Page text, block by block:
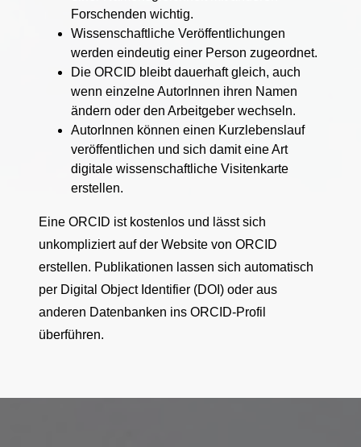
Forschenden wichtig.
Wissenschaftliche Veröffentlichungen
werden eindeutig einer Person zugeordnet.
Die ORCID bleibt dauerhaft gleich, auch
wenn einzelne AutorInnen ihren Namen
ändern oder den Arbeitgeber wechseln.
AutorInnen können einen Kurzlebenslauf
veröffentlichen und sich damit eine Art
digitale wissenschaftliche Visitenkarte
erstellen.
Eine ORCID ist kostenlos und lässt sich
unkompliziert auf der Website von ORCID
erstellen. Publikationen lassen sich automatisch
per Digital Object Identifier (DOI) oder aus
anderen Datenbanken ins ORCID-Profil
überführen.